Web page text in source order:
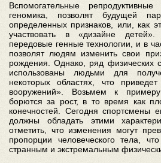
Вспомогательные
геномика, позволят будущей
определенных признаков, или, как
участвовать в «дизайне
передовые генные технологии, и в
позволят людям изменить свои
рождения. Однако, ряд физических
использованы людьми для
некоторых областях, что
вооружений». Возьмем к примеру
борются за рост, в то время как
конечностей. Сегодня спортсмены
должны обладать этими
отметить, что изменения могут
пропорции человеческого тела,
странным и экстремальным